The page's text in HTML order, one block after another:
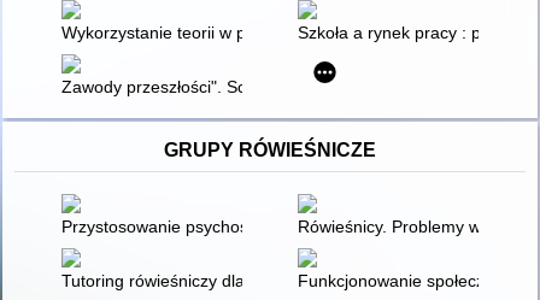
Wykorzystanie teorii w przygotowaniu do wyboru zawodu
Szkoła a rynek pracy :
Zawody przeszłości". Scenariusz lekcji dla klas II
GRUPY RÓWIEŚNICZE
Przystosowanie psychospołeczne i współpraca rówieśnicza
Rówieśnicy. Problemy
Tutoring rówieśniczy dla dziecka ze spektrum autyzmu
Funkcjonowanie społeczne